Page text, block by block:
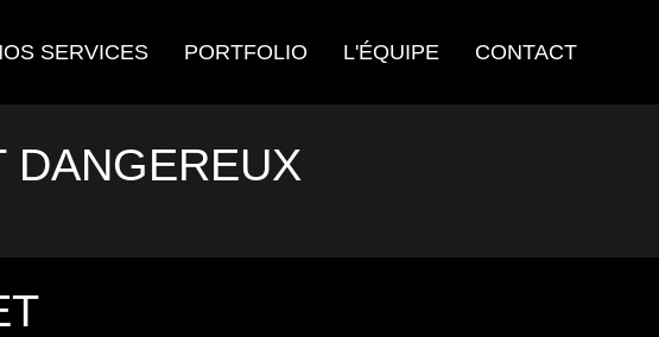
SERVICES PORTFOLIO L'ÉQUIPE CONTACT
DANGEREUX